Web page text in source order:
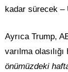
kadar sürecek –
Ayrıca Trump,
varılma
önümüzdeki